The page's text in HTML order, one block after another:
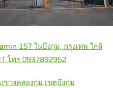
157 ในบึงกุ่ม, กรุงเทพ ใกล้
โทร 0937892952
วงคลองกุ่ม เขตบึงกุ่ม